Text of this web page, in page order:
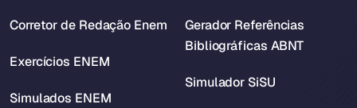
Corretor de Redação Enem
Exercícios ENEM
Simulados ENEM
Gerador Referências
Bibliográficas ABNT
Simulador SiSU